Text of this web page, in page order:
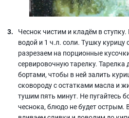
Чеснок чистим и кладём в
водой и 1 ч.л. соли. Тушку
разрезаем на порционные
сервировочную тарелку.
бортами, чтобы в ней залить
сковороду с остатками масла и
тушим пять минут. Не пугайтесь
чеснока, блюдо не будет острым.